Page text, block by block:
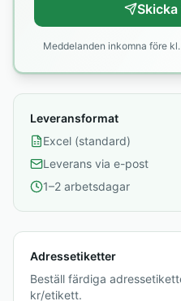
Meddelanden inkomna före
Leveransformat
Excel (standard)
Leverans via e-post
1–2 arbetsdagar
Adressetiketter
Beställ färdiga
kr/etikett.